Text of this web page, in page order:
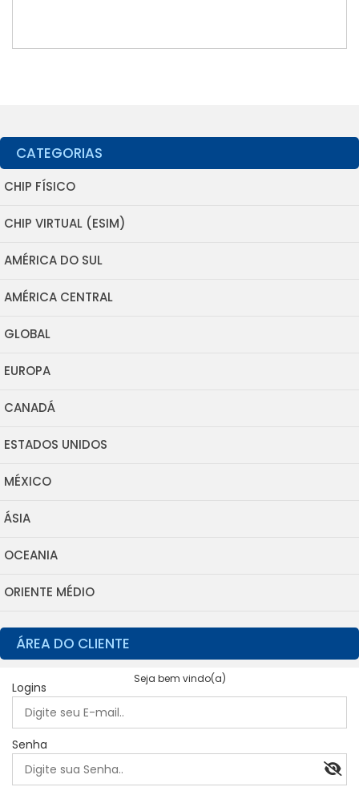
CATEGORIAS
CHIP FÍSICO
CHIP VIRTUAL (ESIM)
AMÉRICA DO SUL
AMÉRICA CENTRAL
GLOBAL
EUROPA
CANADÁ
ESTADOS UNIDOS
MÉXICO
ÁSIA
OCEANIA
ORIENTE MÉDIO
ÁREA DO CLIENTE
Seja bem vindo(a)
Logins
Senha